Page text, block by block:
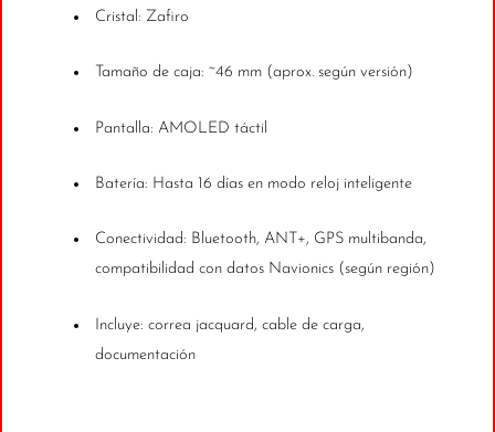
Cristal: Zafiro
Tamaño de caja: ~46 mm (aprox. según versión)
Pantalla: AMOLED táctil
Batería: Hasta 16 días en modo reloj inteligente
Conectividad: Bluetooth, ANT+, GPS multibanda,
compatibilidad con datos Navionics (según región)
Incluye: correa jacquard, cable de carga,
documentación